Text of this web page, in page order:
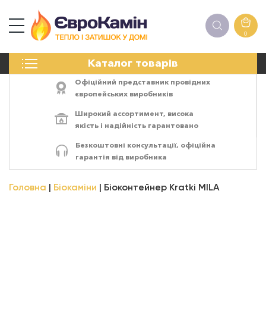
0
Каталог товарів
ПЕЧІ
ЕЛЕКТРОКАМІНИ
АКСЕСУАРИ
Офіційний представник провідних
європейських виробників
Широкий ассортимент, висока
якість і надійність гарантовано
Безкоштовні консультації, офіційна
гарантія від виробника
Головна Біокаміни Біоконтейнер Kratki MILA